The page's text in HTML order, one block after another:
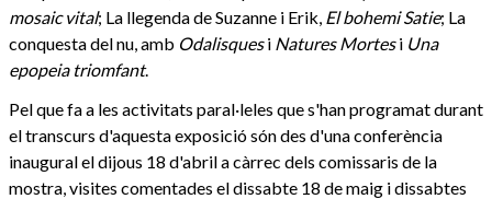
mosaic vital; La llegenda de Suzanne i Erik, El bohemi Satie; La
conquesta del nu, amb Odalisquesi Natures Mortesi Una
epopeia triomfant.
Pel que fa a les activitats paral·leles que s'han programat durant
el transcurs d'aquesta exposició són des d'una conferència
inaugural el dijous 18 d'abril a càrrec dels comissaris de la
mostra, visites comentades el dissabte 18 de maig i dissabtes